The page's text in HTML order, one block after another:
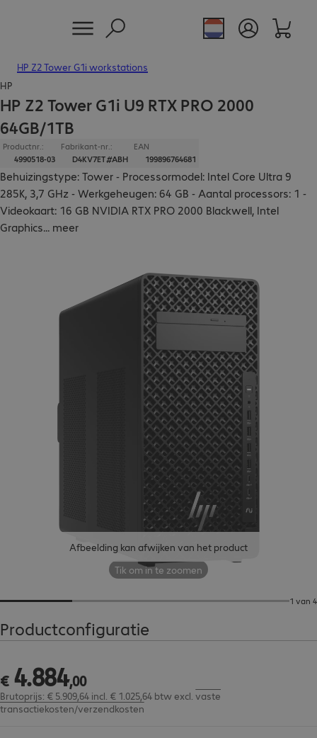
HP Z2 Tower G1i workstations
Afbeelding kan afwijken van het product
Tik om in te zoomen
1 van 4
HP
HP Z2 Tower G1i U9 RTX PRO 2000
64GB/1TB
Productnr.:
4990518-03
Fabrikant-nr.:
D4KV7ET#ABH
EAN
199896764681
Behuizingstype: Tower - Processormodel: Intel Core Ultra 9
285K, 3,7 GHz - Werkgeheugen: 64 GB - Aantal processors: 1 -
Videokaart: 16 GB NVIDIA RTX PRO 2000 Blackwell, Intel
Graphics... meer
Productconfiguratie
€ 4.884,00
€ 4.884,00
Brutoprijs: € 5.909,64 incl. € 1.025,64 btw excl. vaste
transactiekosten/verzendkosten